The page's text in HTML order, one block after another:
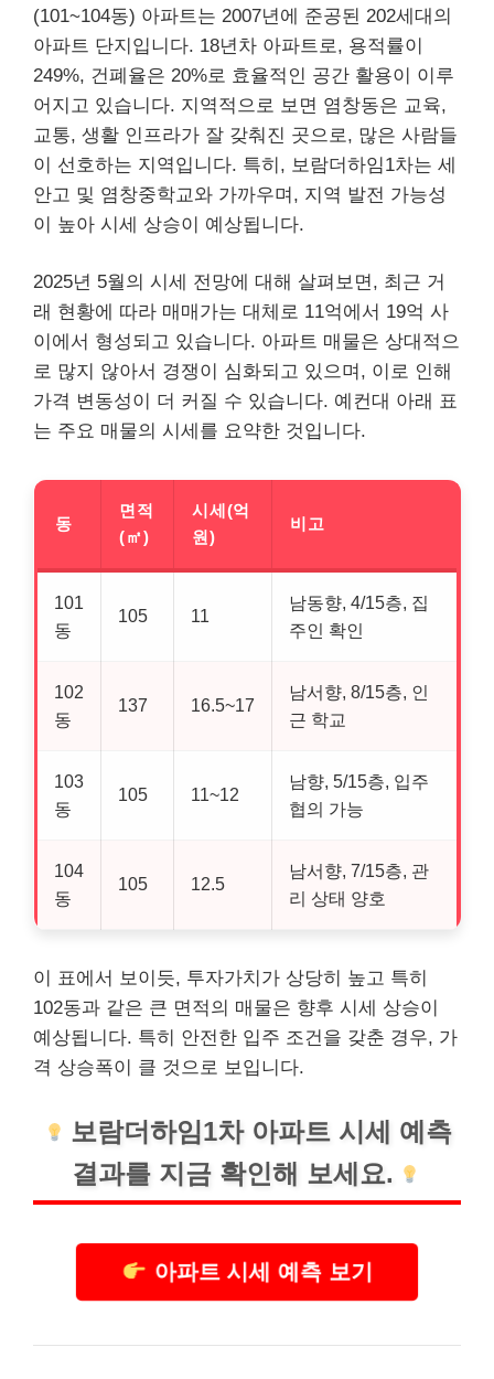
(101~104동) 아파트는 2007년에 준공된 202세대의
아파트 단지입니다. 18년차 아파트로, 용적률이
249%, 건폐율은 20%로 효율적인 공간 활용이 이루
어지고 있습니다. 지역적으로 보면 염창동은 교육,
교통, 생활 인프라가 잘 갖춰진 곳으로, 많은 사람들
이 선호하는 지역입니다. 특히, 보람더하임1차는 세
안고 및 염창중학교와 가까우며, 지역 발전 가능성
이 높아 시세 상승이 예상됩니다.
2025년 5월의 시세 전망에 대해 살펴보면, 최근 거
래 현황에 따라 매매가는 대체로 11억에서 19억 사
이에서 형성되고 있습니다. 아파트 매물은 상대적으
로 많지 않아서 경쟁이 심화되고 있으며, 이로 인해
가격 변동성이 더 커질 수 있습니다. 예컨대 아래 표
는 주요 매물의 시세를 요약한 것입니다.
동
면적
(㎡)
시세(억
원)
비고
101
동
105 11
남동향, 4/15층, 집
주인 확인
102
동
137 16.5~17
남서향, 8/15층, 인
근 학교
103
동
105 11~12
남향, 5/15층, 입주
협의 가능
104
동
105 12.5
남서향, 7/15층, 관
리 상태 양호
이 표에서 보이듯, 투자가치가 상당히 높고 특히
102동과 같은 큰 면적의 매물은 향후 시세 상승이
예상됩니다. 특히 안전한 입주 조건을 갖춘 경우, 가
격 상승폭이 클 것으로 보입니다.
보람더하임1차 아파트 시세 예측
결과를 지금 확인해 보세요.
아파트 시세 예측 보기